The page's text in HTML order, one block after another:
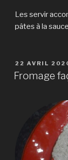
Les servir
pâtes à la
PUBLIÉ
LE
22 AVRIL
Fromage